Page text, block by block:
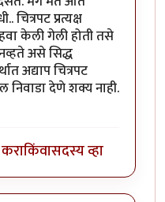
चित्रपट प्रत्यक्ष
केली गेली होती तसे
असे सिद्ध
अद्याप चित्रपट
निवाडा देणे शक्य नाही.
किंवासदस्य व्हा